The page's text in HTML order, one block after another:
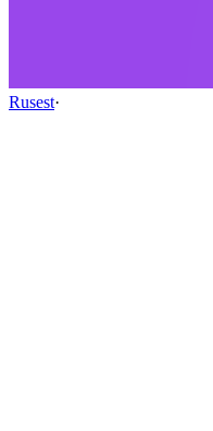
Rusest·